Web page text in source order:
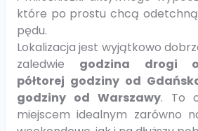
które po prostu chcą
pędu.
Lokalizacja jest wyjątkowo
zaledwie godzina drogi
półtorej godziny od
godziny od Warszawy. To
miejscem idealnym zarówno